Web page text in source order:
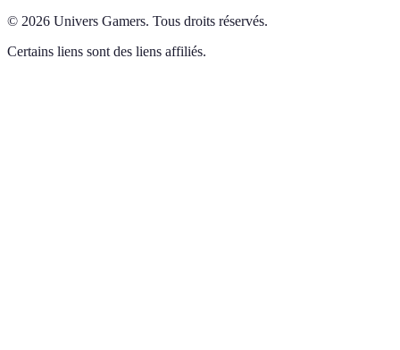
© 2026 Univers Gamers. Tous droits réservés.
Certains liens sont des liens affiliés.